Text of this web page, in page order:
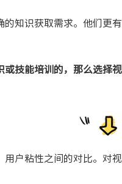
的知识获取需求。他们更
或技能培训的，那么选择
用户粘性之间的对比。对